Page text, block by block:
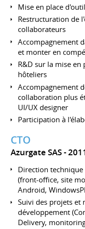
Mise en place
Restructuration de
collaborateurs
Accompagnement
et monter en
R&D sur la mise en
hôteliers
Accompagnement
collaboration plus
UI/UX designer
Participation à
CTO
Azurgate SAS
Direction
(front-office, site
Android,
Suivi des projets et
développement
Delivery,